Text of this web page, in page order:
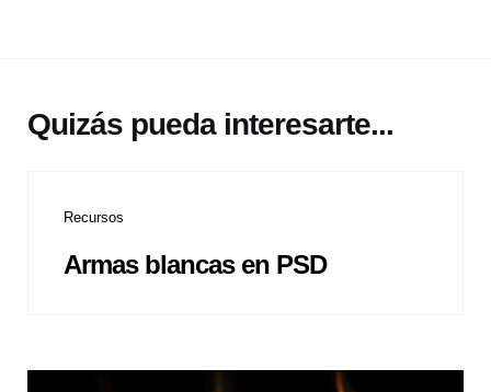
Quizás pueda interesarte...
Recursos
Armas blancas en PSD